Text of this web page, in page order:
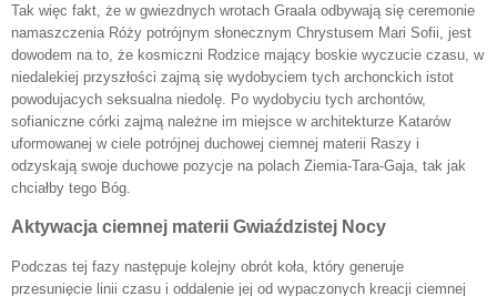
Tak więc fakt, że w gwiezdnych wrotach Graala odbywają się ceremonie
namaszczenia Róży potrójnym słonecznym Chrystusem Mari Sofii, jest
dowodem na to, że kosmiczni Rodzice mający boskie wyczucie czasu, w
niedalekiej przyszłości zajmą się wydobyciem tych archonckich istot
powodujacych seksualna niedolę. Po wydobyciu tych archontów,
sofianiczne córki zajmą należne im miejsce w architekturze Katarów
uformowanej w ciele potrójnej duchowej ciemnej materii Raszy i
odzyskają swoje duchowe pozycje na polach Ziemia-Tara-Gaja, tak jak
chciałby tego Bóg.
Aktywacja ciemnej materii Gwiaździstej Nocy
Podczas tej fazy następuje kolejny obrót koła, który generuje
przesunięcie linii czasu i oddalenie jej od wypaczonych kreacji ciemnej